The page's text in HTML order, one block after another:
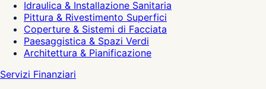
Idraulica & Installazione Sanitaria
Pittura & Rivestimento Superfici
Coperture & Sistemi di Facciata
Paesaggistica & Spazi Verdi
Architettura & Pianificazione
Servizi Finanziari